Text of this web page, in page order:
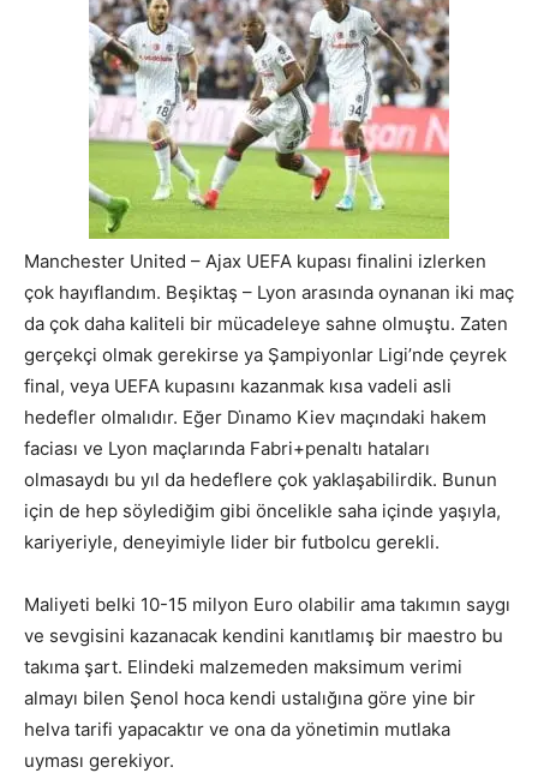
Manchester United – Ajax UEFA kupası finalini izlerken
çok hayıflandım. Beşiktaş – Lyon arasında oynanan iki maç
da çok daha kaliteli bir mücadeleye sahne olmuştu. Zaten
gerçekçi olmak gerekirse ya Şampiyonlar Ligi’nde çeyrek
final, veya UEFA kupasını kazanmak kısa vadeli asli
hedefler olmalıdır. Eğer Di̇namo Kiev maçındaki hakem
faciası ve Lyon maçlarında Fabri+penaltı hataları
olmasaydı bu yıl da hedeflere çok yaklaşabilirdik. Bunun
için de hep söylediğim gibi öncelikle saha içinde yaşıyla,
kariyeriyle, deneyimiyle lider bir futbolcu gerekli.
Maliyeti belki 10-15 milyon Euro olabilir ama takımın saygı
ve sevgisini kazanacak kendini kanıtlamış bir maestro bu
takıma şart. Elindeki malzemeden maksimum verimi
almayı bilen Şenol hoca kendi ustalığına göre yine bir
helva tarifi yapacaktır ve ona da yönetimin mutlaka
uyması gerekiyor.